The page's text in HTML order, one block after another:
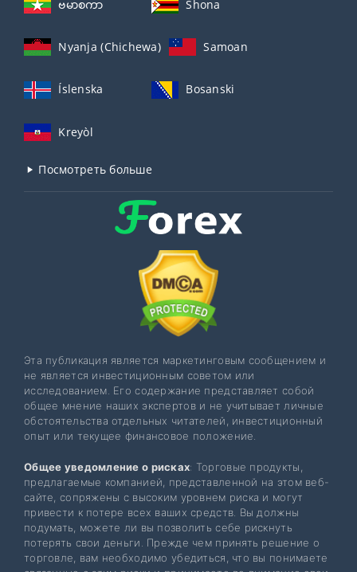
ဗမာစကာ Shona
Nyanja (Chichewa) Samoan
Íslenska Bosanski
Kreyòl
Посмотреть больше
Эта публикация является маркетинговым сообщением и
не является инвестиционным советом или
исследованием. Его содержание представляет собой
общее мнение наших экспертов и не учитывает личные
обстоятельства отдельных читателей, инвестиционный
опыт или текущее финансовое положение.
Общее уведомление о рисках: Торговые продукты,
предлагаемые компанией, представленной на этом веб-
сайте, сопряжены с высоким уровнем риска и могут
привести к потере всех ваших средств. Вы должны
подумать, можете ли вы позволить себе рискнуть
потерять свои деньги. Прежде чем принять решение о
торговле, вам необходимо убедиться, что вы понимаете